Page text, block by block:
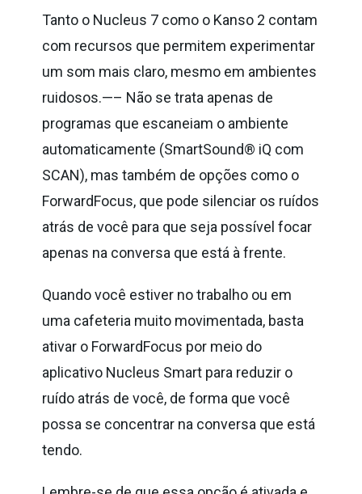
Tanto o Nucleus 7 como o Kanso 2 contam
com recursos que permitem experimentar
um som mais claro, mesmo em ambientes
ruidosos.—– Não se trata apenas de
programas que escaneiam o ambiente
automaticamente (SmartSound® iQ com
SCAN), mas também de opções como o
ForwardFocus, que pode silenciar os ruídos
atrás de você para que seja possível focar
apenas na conversa que está à frente.
Quando você estiver no trabalho ou em
uma cafeteria muito movimentada, basta
ativar o ForwardFocus por meio do
aplicativo Nucleus Smart para reduzir o
ruído atrás de você, de forma que você
possa se concentrar na conversa que está
tendo.